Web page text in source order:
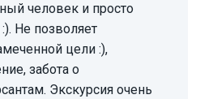
человек и просто
Не позволяет
цели :),
забота о
Экскурсия очень